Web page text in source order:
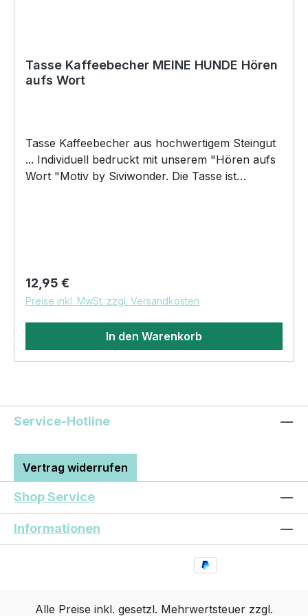
Tasse Kaffeebecher MEINE HUNDE Hören
aufs Wort
Tasse Kaffeebecher aus hochwertigem Steingut
... Individuell bedruckt mit unserem "Hören aufs
Wort "Motiv by Siviwonder. Die Tasse ist
Aufdruck, spülmaschinenfest Copyright by
Siviwonder. Die Grafik darf weder kopiert,
vervielfältigt oder verkauft werden
Regulärer Preis:
12,95 €
Preise inkl. MwSt. zzgl. Versandkosten
In den Warenkorb
Service-Hotline
Vertrag widerrufen
Shop Service
Informationen
Alle Preise inkl. gesetzl. Mehrwertsteuer zzgl.